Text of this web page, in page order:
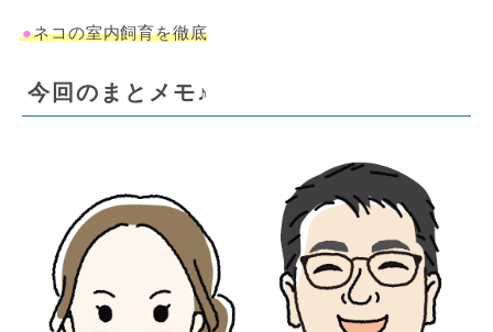
●ネコの室内飼育を徹底
今回のまとメモ♪